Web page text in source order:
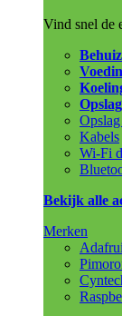
Vind snel de
Kabels
Wi-Fi
Bekijk alle
Merken